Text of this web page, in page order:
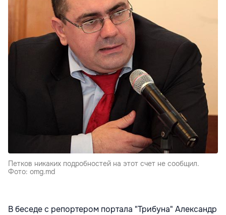
Петков никаких подробностей на этот счет не сообщил.
Фото: omg.md
В беседе с репортером портала "Трибуна" Александр